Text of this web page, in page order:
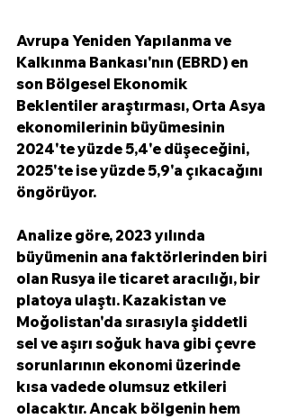
Avrupa Yeniden Yapılanma ve
Kalkınma Bankası'nın (EBRD) en
son Bölgesel Ekonomik
Beklentiler araştırması, Orta Asya
ekonomilerinin büyümesinin
2024'te yüzde 5,4'e düşeceğini,
2025'te ise yüzde 5,9'a çıkacağını
öngörüyor.
Analize göre, 2023 yılında
büyümenin ana faktörlerinden biri
olan Rusya ile ticaret aracılığı, bir
platoya ulaştı. Kazakistan ve
Moğolistan'da sırasıyla şiddetli
sel ve aşırı soğuk hava gibi çevre
sorunlarının ekonomi üzerinde
kısa vadede olumsuz etkileri
olacaktır. Ancak bölgenin hem